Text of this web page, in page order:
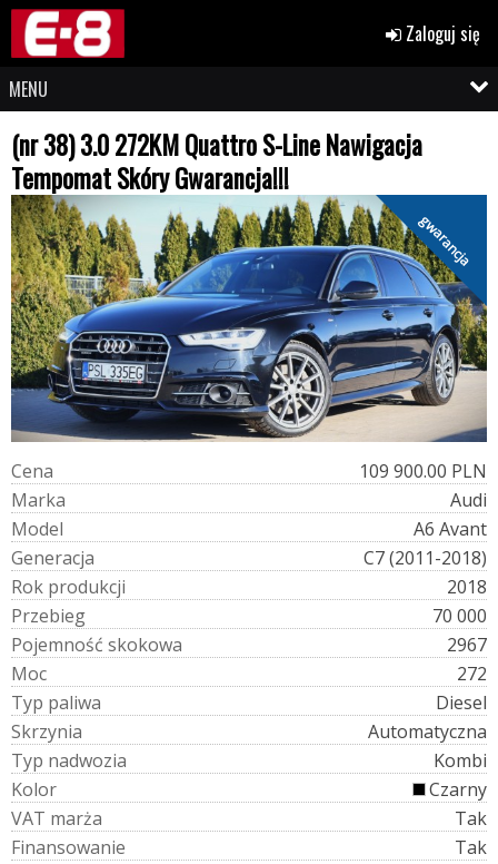
Zaloguj się
MENU
(nr 38) 3.0 272KM Quattro S-Line Nawigacja
Tempomat Skóry Gwarancja!!!
gwarancja
Cena
109 900.00 PLN
Marka
Audi
Model
A6 Avant
Generacja
C7 (2011-2018)
Rok produkcji
2018
Przebieg
70 000
Pojemność skokowa
2967
Moc
272
Typ paliwa
Diesel
Skrzynia
Automatyczna
Typ nadwozia
Kombi
Kolor
Czarny
VAT marża
Tak
Finansowanie
Tak